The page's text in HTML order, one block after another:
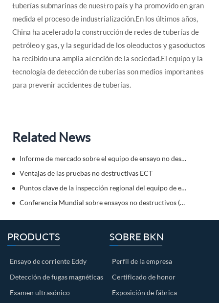
tuberías submarinas de nuestro país y ha promovido en gran
medida el proceso de industrialización.En los últimos años,
China ha acelerado la construcción de redes de tuberías de
petróleo y gas, y la seguridad de los oleoductos y gasoductos
ha recibido una amplia atención de la sociedad.El equipo y la
tecnología de detección de tuberías son medios importantes
para prevenir accidentes de tuberías.
Related News
Informe de mercado sobre el equipo de ensayo no destructivo de corriente Eddy
Ventajas de las pruebas no destructivas ECT
Puntos clave de la inspección regional del equipo de ensayo no destructivo
Conferencia Mundial sobre ensayos no destructivos (wcndt)
PRODUCTS
Ensayo de corriente Eddy
Detección de fugas magnéticas
Examen ultrasónico
SOBRE BKN
Perfil de la empresa
Certificado de honor
Exposición de fábrica